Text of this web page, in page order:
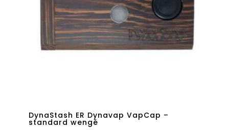
DynaStash ER Dynavap VapCap –
standard wengé